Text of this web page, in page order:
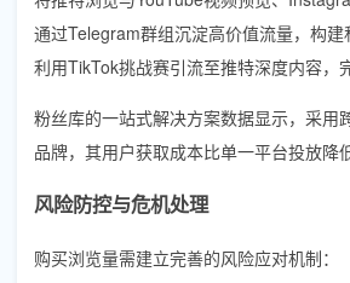
通过Telegram群组沉淀高价值流量，构建
利用TikTok挑战赛引流至推特深度内容，
粉丝库的一站式解决方案数据显示，采用
品牌，其用户获取成本比单一平台投放降
风险防控与危机处理
购买浏览量需建立完善的风险应对机制：